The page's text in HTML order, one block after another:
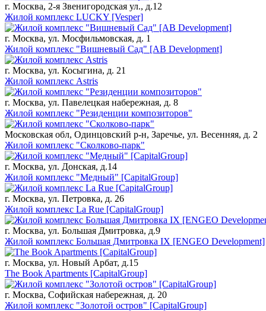
г. Москва, 2-я Звенигородская ул., д.12
Жилой комплекс LUCKY [Vesper]
г. Москва, ул. Мосфильмовская, д. 1
Жилой комплекс "Вишневый Сад" [AB Development]
г. Москва, ул. Косыгина, д. 21
Жилой комплекс Astris
г. Москва, ул. Павелецкая набережная, д. 8
Жилой комплекс "Резиденции композиторов"
Московская обл, Одинцовский р-н, Заречье, ул. Весенняя, д. 2
Жилой комплекс "Сколково-парк"
г. Москва, ул. Донская, д.14
Жилой комплекс "Медный" [CapitalGroup]
г. Москва, ул. Петровка, д. 26
Жилой комплекс La Rue [CapitalGroup]
г. Москва, ул. Большая Дмитровка, д.9
Жилой комплекс Большая Дмитровка IX [ENGEO Development]
г. Москва, ул. Новый Арбат, д.15
The Book Apartments [CapitalGroup]
г. Москва, Софийская набережная, д. 20
Жилой комплекс "Золотой остров" [CapitalGroup]